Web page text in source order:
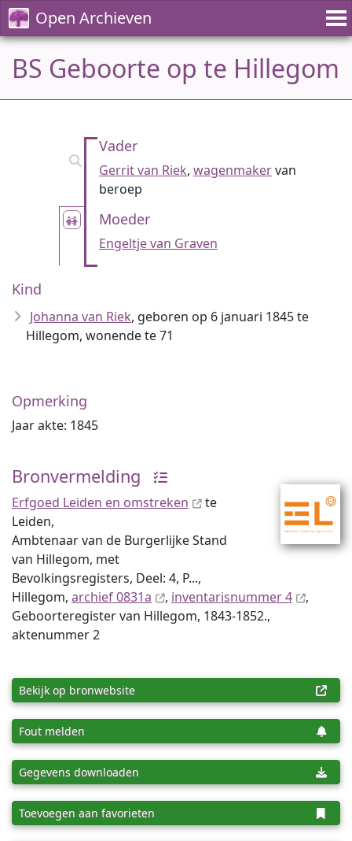
Open Archieven
BS Geboorte op te Hillegom
Vader
Gerrit van Riek, wagenmakervan
beroep
Moeder
Engeltje van Graven
Kind
Johanna van Riek, geboren op 6 januari 1845 te
Hillegom, wonende te 71
Opmerking
Jaar akte: 1845
Bronvermelding
Erfgoed Leiden en omstreken
te
Leiden,
Ambtenaar van de Burgerlijke Stand
van Hillegom, met
Bevolkingsregisters, Deel: 4, P...,
Hillegom, archief 0831a , inventaris­num­mer 4
,
Geboorteregister van Hillegom, 1843-1852.,
aktenummer 2
Bekijk op bronwebsite
Fout melden
Gegevens downloaden
Toevoegen aan favorieten